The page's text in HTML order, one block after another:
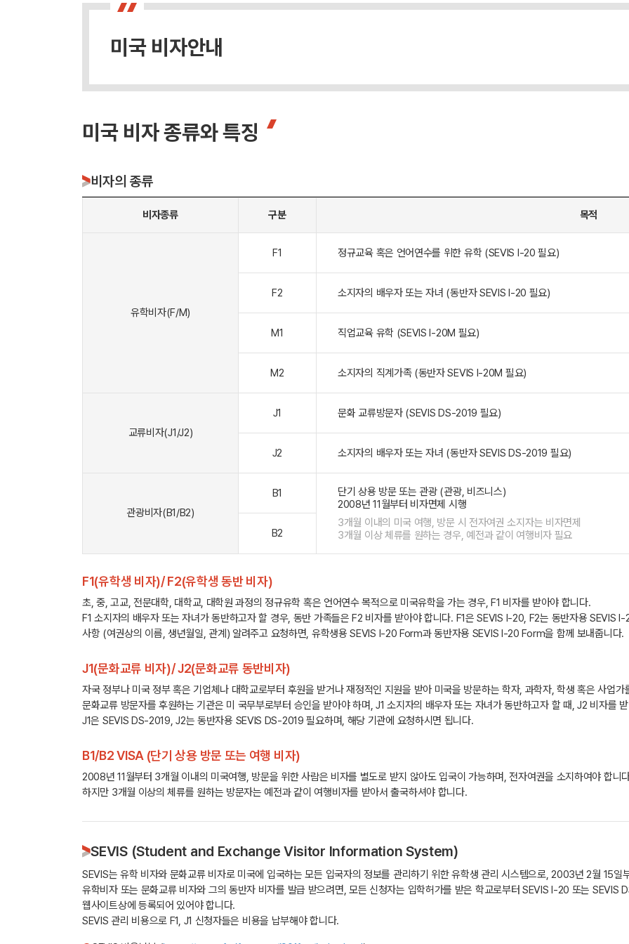
미국 비자안내
미국 비자 종류와 특징
비자의 종류
비자종류 구분 목적
유학비자(F/M)
F1 정규교육 혹은 언어연수를 위한 유학 (SEVIS I-20 필요)
F2 소지자의 배우자 또는 자녀 (동반자 SEVIS I-20 필요)
M1 직업교육 유학 (SEVIS I-20M 필요)
M2 소지자의 직계가족 (동반자 SEVIS I-20M 필요)
교류비자(J1/J2)
J1 문화 교류방문자 (SEVIS DS-2019 필요)
J2 소지자의 배우자 또는 자녀 (동반자 SEVIS DS-2019 필요)
관광비자(B1/B2)
B1
단기 상용 방문 또는 관광 (관광, 비즈니스)
2008년 11월부터 비자면제 시행
3개월 이내의 미국 여행, 방문 시 전자여권 소지자는 비자면제
3개월 이상 체류를 원하는 경우, 예전과 같이 여행비자 필요
B2
F1(유학생 비자)/ F2(유학생 동반 비자)
초, 중, 고교, 전문대학, 대학교, 대학원 과정의 정규유학 혹은 언어연수 목적으로 미국유학을 가는 경우, F1 비자를 받아야 합니다.
F1 소지자의 배우자 또는 자녀가 동반하고자 할 경우, 동반 가족들은 F2 비자를 받아야 합니다. F1은 SEVIS I-20, F2는 동반자용 SEVIS
사항 (여권상의 이름, 생년월일, 관계) 알려주고 요청하면, 유학생용 SEVIS I-20 Form과 동반자용 SEVIS I-20 Form을 함께 보내줍니다.
J1(문화교류 비자)/ J2(문화교류 동반비자)
자국 정부나 미국 정부 혹은 기업체나 대학교로부터 후원을 받거나 재정적인 지원을 받아 미국을 방문하는 학자, 과학자, 학생 혹은 사업가
문화교류 방문자를 후원하는 기관은 미 국무부로부터 승인을 받아야 하며, J1 소지자의 배우자 또는 자녀가 동반하고자 할 때, J2 비자를
J1은 SEVIS DS-2019, J2는 동반자용 SEVIS DS-2019 필요하며, 해당 기관에 요청하시면 됩니다.
B1/B2 VISA (단기 상용 방문 또는 여행 비자)
2008년 11월부터 3개월 이내의 미국여행, 방문을 위한 사람은 비자를 별도로 받지 않아도 입국이 가능하며, 전자여권을 소지하여야 합니
하지만 3개월 이상의 체류를 원하는 방문자는 예전과 같이 여행비자를 받아서 출국하셔야 합니다.
SEVIS (Student and Exchange Visitor Information System)
SEVIS는 유학 비자와 문화교류 비자로 미국에 입국하는 모든 입국자의 정보를 관리하기 위한 유학생 관리 시스템으로, 2003년 2월 15일
유학비자 또는 문화교류 비자와 그의 동반자 비자를 발급 받으려면, 모든 신청자는 입학허가를 받은 학교로부터 SEVIS I-20 또는 SEVIS
웹사이트상에 등록되어 있어야 합니다.
SEVIS 관리 비용으로 F1, J1 신청자들은 비용을 납부해야 합니다.